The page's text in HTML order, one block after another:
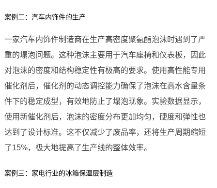
案例二：汽车内饰件的生产
一家汽车内饰件制造商在生产高密度聚氨酯泡沫时遇到了严
重的塌泡问题。这种泡沫主要用于汽车座椅和仪表板，因此
对泡沫的密度和结构稳定性有极高的要求。使用高性能专用
催化剂后，催化剂的动态调控能力确保了泡沫在高水含量条
件下的稳定成型，有效地防止了塌泡现象。实验数据显示，
使用新催化剂后，泡沫的密度分布更加均匀，硬度和弹性也
达到了设计标准。这不仅减少了废品率，还将生产周期缩短
了15%，极大地提高了生产线的整体效率。
案例三：家电行业的冰箱保温层制造